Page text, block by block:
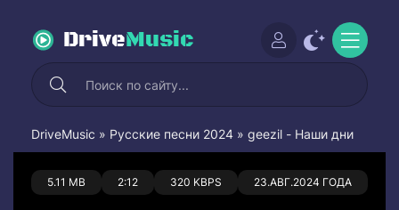
DriveMusic
DriveMusic » Русские песни 2024 » geezil - Наши дни
5.11 MB 2:12 320 KBPS 23.АВГ.2024 ГОДА
0 0